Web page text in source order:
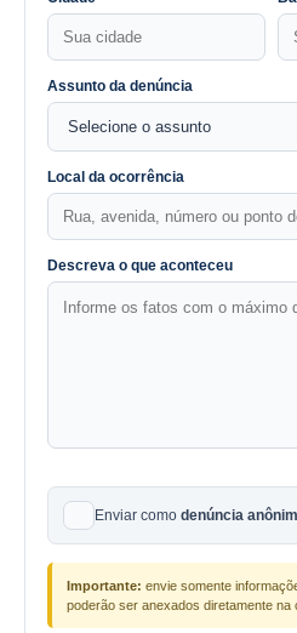
Assunto da denúncia
Local da ocorrência
Descreva o que aconteceu
Enviar como denúncia
Importante: envie somente
poderão ser anexados diretamente na